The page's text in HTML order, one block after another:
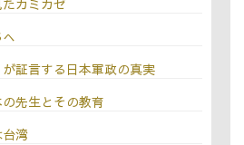
カミカゼ
証言する日本軍政の真実
先生とその教育
湾